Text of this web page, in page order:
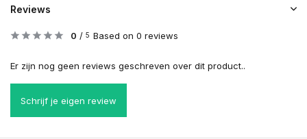
Reviews
0 / 5 Based on 0 reviews
Er zijn nog geen reviews geschreven over dit product..
Schrijf je eigen review